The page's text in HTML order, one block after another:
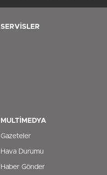
SERVİSLER
MULTİMEDYA
Gazeteler
Hava Durumu
Haber Gönder